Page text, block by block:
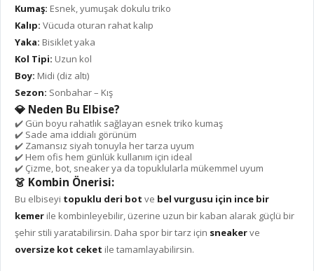
Kumaş: Esnek, yumuşak dokulu triko
Kalıp: Vücuda oturan rahat kalıp
Yaka: Bisiklet yaka
Kol Tipi: Uzun kol
Boy: Midi (diz altı)
Sezon: Sonbahar – Kış
💎 Neden Bu Elbise?
✔️ Gün boyu rahatlık sağlayan esnek triko kumaş
✔️ Sade ama iddialı görünüm
✔️ Zamansız siyah tonuyla her tarza uyum
✔️ Hem ofis hem günlük kullanım için ideal
✔️ Çizme, bot, sneaker ya da topuklularla mükemmel uyum
👗 Kombin Önerisi:
Bu elbiseyi topuklu deri bot ve bel vurgusu için ince bir
kemer ile kombinleyebilir, üzerine uzun bir kaban alarak güçlü bir
şehir stili yaratabilirsin. Daha spor bir tarz için sneakerve
oversize kot ceket ile tamamlayabilirsin.